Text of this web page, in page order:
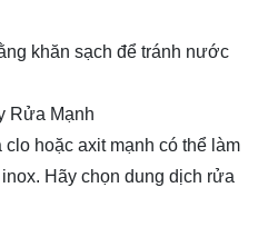
khăn sạch để tránh nước
Rửa Mạnh
hoặc axit mạnh có thể làm
Hãy chọn dung dịch rửa